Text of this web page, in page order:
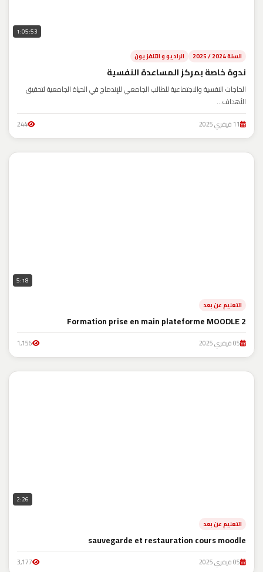
1:05:53
السنة 2024 / 2025 الراديو و التلفزيون
ندوة خاصة بمركز المساعدة النفسية
الحاجات النفسية والاجتماعية للطالب الجامعي للإندماج في الحياة الجامعية لتحقيق
الأهداف...
11 فيفري 2025 244
5:18
التعليم عن بعد
Formation prise en main plateforme MOODLE 2
05 فيفري 2025 1,156
2:26
التعليم عن بعد
sauvegarde et restauration cours moodle
05 فيفري 2025 3,177